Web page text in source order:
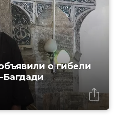
о гибели
Багдади